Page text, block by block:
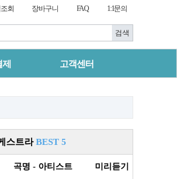
회 장바구니 FAQ 1:1문의
고객센터
스트라BEST 5
곡명 - 아티스트 미리듣기